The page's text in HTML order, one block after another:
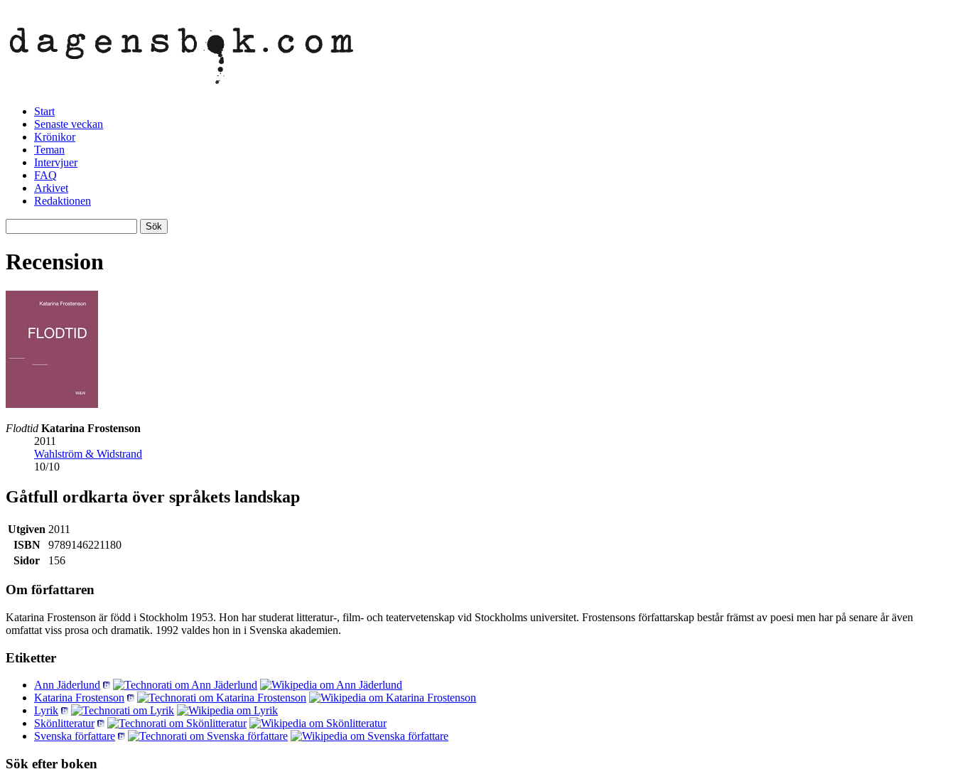
Start
Senaste veckan
Krönikor
Teman
Intervjuer
FAQ
Arkivet
Redaktionen
Recension
Flodtid Katarina Frostenson
2011
Wahlström & Widstrand
10/10
Gåtfull ordkarta över språkets landskap
Utgiven 2011
ISBN
9789146221180
Sidor
156
Om författaren
Katarina Frostenson är född i Stockholm 1953. Hon har studerat litteratur-, film- och teatervetenskap vid Stockholms universitet. Frostensons författarskap består främst av poesi men har på senare år även
omfattat viss prosa och dramatik. 1992 valdes hon in i Svenska akademien.
Etiketter
Ann Jäderlund
Katarina Frostenson
Lyrik
Skönlitteratur
Svenska författare
Sök efter boken